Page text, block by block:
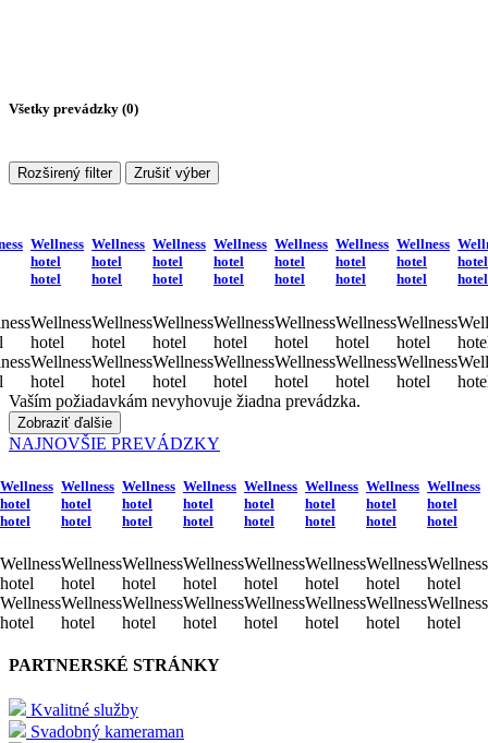
Všetky prevádzky (0)
Rozširený filter Zrušiť výber
Wellness
hotel
hotel
Wellness
hotel
Wellness
hotel
Wellness
hotel
hotel
Wellness
hotel
Wellness
hotel
Wellness
hotel
hotel
Wellness
hotel
Wellness
hotel
Wellness
hotel
hotel
Wellness
hotel
Wellness
hotel
Wellness
hotel
hotel
Wellness
hotel
Wellness
hotel
Wellness
hotel
hotel
Wellness
hotel
Wellness
hotel
Wellness
hotel
hotel
Wellness
hotel
Wellness
hotel
hotel
hotel
Vaším požiadavkám nevyhovuje žiadna prevádzka.
Zobraziť ďalšie
NAJNOVŠIE PREVÁDZKY
Wellness
hotel
hotel
Wellness
hotel
Wellness
hotel
Wellness
hotel
hotel
Wellness
hotel
Wellness
hotel
Wellness
hotel
hotel
Wellness
hotel
Wellness
hotel
Wellness
hotel
hotel
Wellness
hotel
Wellness
hotel
Wellness
hotel
hotel
Wellness
hotel
Wellness
hotel
Wellness
hotel
hotel
Wellness
hotel
Wellness
hotel
Wellness
hotel
hotel
Wellness
hotel
Wellness
hotel
Wellness
hotel
hotel
Wellness
hotel
Wellness
hotel
PARTNERSKÉ STRÁNKY
Kvalitné služby
Svadobný kameraman